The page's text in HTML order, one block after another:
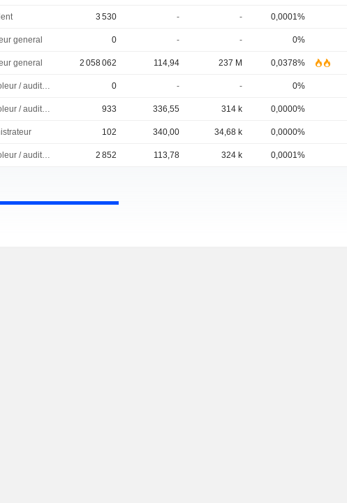
3 530 - - 0,0001%
general 0 - - 0%
general 2 058 062 114,94 237 M 0,0378%
Controleur / auditeur 0 - - 0%
Controleur / auditeur 933 336,55 314 k 0,0000%
102 340,00 34,68 k 0,0000%
Controleur / auditeur 2 852 113,78 324 k 0,0001%